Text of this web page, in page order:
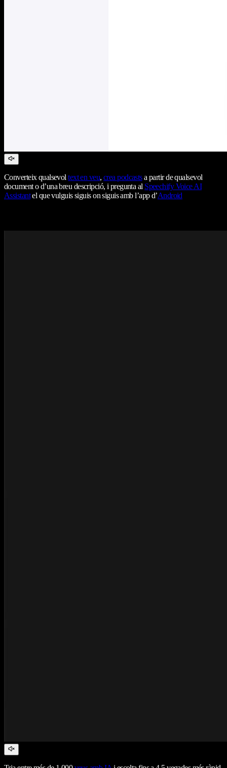
Converteix qualsevoltext en veu, crea podcastsa partir de qualsevol
document o d’una breu descripció, i pregunta al Speechify Voice AI
Assistantel que vulguis siguis on siguis amb l’app d’Android